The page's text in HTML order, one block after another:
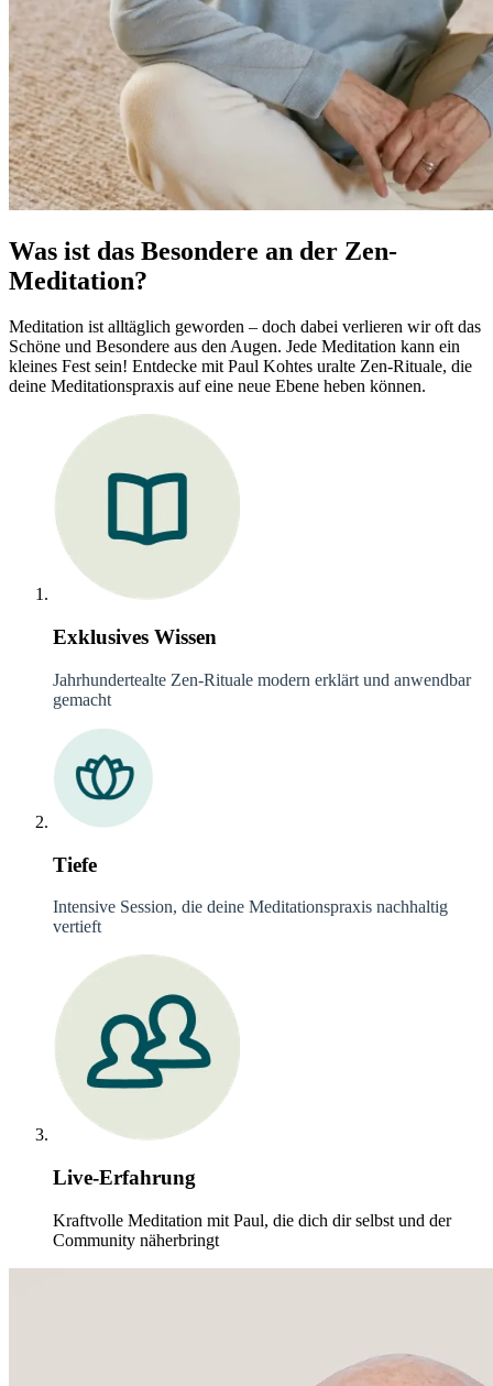
Was ist das Besondere an der Zen-
Meditation?
Meditation ist alltäglich geworden – doch dabei verlieren wir oft das
Schöne und Besondere aus den Augen. Jede Meditation kann ein
kleines Fest sein! Entdecke mit Paul Kohtes uralte Zen-Rituale, die
deine Meditationspraxis auf eine neue Ebene heben können.
Exklusives Wissen
Jahrhundertealte Zen-Rituale modern erklärt und anwendbar
gemacht
Tiefe
Intensive Session, die deine Meditationspraxis nachhaltig
vertieft
Live-Erfahrung
Kraftvolle Meditation mit Paul, die dich dir selbst und der
Community näherbringt